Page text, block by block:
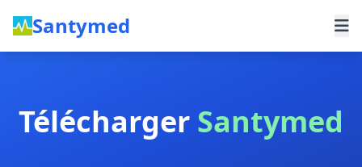
Santymed
Télécharger Santymed